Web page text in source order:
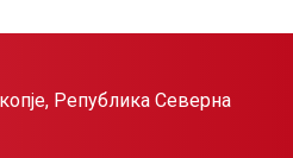
Република Северна